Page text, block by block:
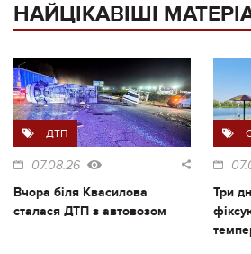
НАЙЦІКАВІШІ
ДТП
07.08.26
Вчора біля Квасилова
сталася ДТП з автовозом
Три